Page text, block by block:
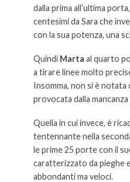
dalla prima all’ultima
centesimi da Sara che
con la sua potenza, una
Quindi Marta al quarto
a tirare linee molto
Insomma, non si è notata
provocata dalla
Quella in cui invece, è
tentennante nella
le prime 25 porte con il
caratterizzato da pieghe
abbondanti ma veloci.